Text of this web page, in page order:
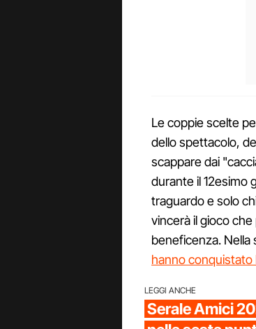
Le coppie scelte
dello spettacolo,
scappare dai
durante il 12esimo
traguardo e solo
vincerà il gioco
beneficenza. Nella
hanno conquistato
LEGGI ANCHE
Serale Amici